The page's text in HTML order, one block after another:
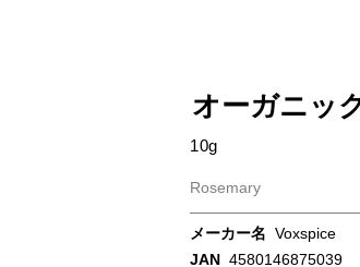
オーガニッ
10g
Rosemary
メーカー名 Voxspice
JAN 4580146875039